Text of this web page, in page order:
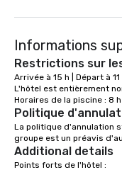
Informations
Restrictions sur
Arrivée à 15 h | Départ à 11
L'hôtel est entièrement
Horaires de la piscine : 8
Politique
La politique d'annulation
groupe est un préavis
Additional details
Points forts de l'hôtel :